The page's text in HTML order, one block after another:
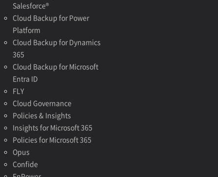
Salesforce®
Cloud Backup for Power
Platform
Cloud Backup for Dynamics
365
Cloud Backup for Microsoft
Entra ID
FLY
Cloud Governance
Policies & Insights
Insights for Microsoft 365
Policies for Microsoft 365
Opus
Confide